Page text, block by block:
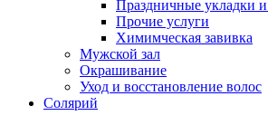
Праздничные укладки
Прочие услуги
Химимческая завивка
Мужской зал
Окрашивание
Уход и восстановление волос
Солярий